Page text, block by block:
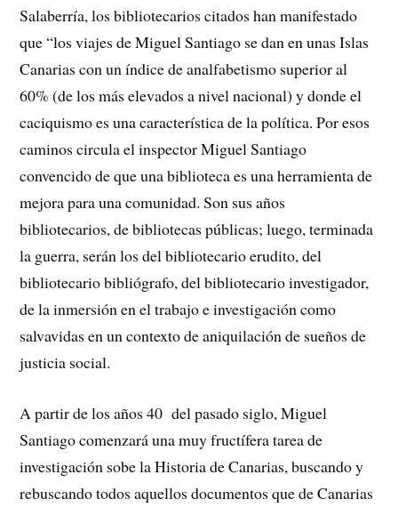
Salaberría, los bibliotecarios citados han manifestado
que “los viajes de Miguel Santiago se dan en unas Islas
Canarias con un índice de analfabetismo superior al
60% (de los más elevados a nivel nacional) y donde el
caciquismo es una característica de la política. Por esos
caminos circula el inspector Miguel Santiago
convencido de que una biblioteca es una herramienta de
mejora para una comunidad. Son sus años
bibliotecarios, de bibliotecas públicas; luego, terminada
la guerra, serán los del bibliotecario erudito, del
bibliotecario bibliógrafo, del bibliotecario investigador,
de la inmersión en el trabajo e investigación como
salvavidas en un contexto de aniquilación de sueños de
justicia social.
A partir de los años 40 del pasado siglo, Miguel
Santiago comenzará una muy fructífera tarea de
investigación sobe la Historia de Canarias, buscando y
rebuscando todos aquellos documentos que de Canarias